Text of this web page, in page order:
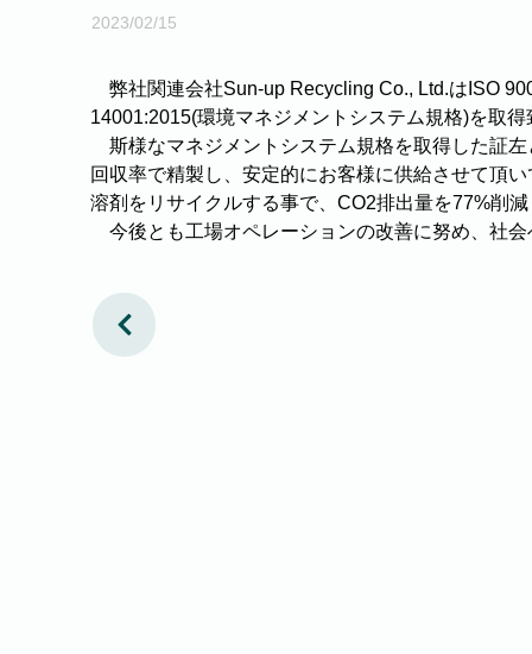
2023/02/15
弊社関連会社Sun-up Recycling Co., Ltd.はISO
14001:2015(環境マネジメントシステム規格)を取
斯様なマネジメントシステム規格を取得した証
回収率で精製し、安定的にお客様に供給させて頂
溶剤をリサイクルする事で、CO2排出量を77%削
今後とも工場オペレーションの改善に努め、社